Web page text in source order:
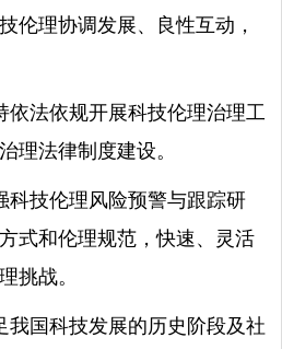
伦理协调发展、良性互动，
法依规开展科技伦理治理工
理法律制度建设。
技伦理风险预警与跟踪研
式和伦理规范，快速、灵活
挑战。
国科技发展的历史阶段及社